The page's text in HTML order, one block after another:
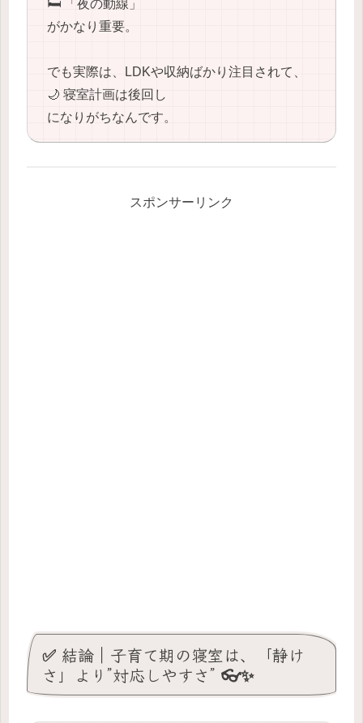
🛏️ 「夜の動線」
がかなり重要。
でも実際は、LDKや収納ばかり注目されて、
🌙 寝室計画は後回し
になりがちなんです。
スポンサーリンク
✅ 結論｜子育て期の寝室は、「静け
さ」より”対応しやすさ” 👓✨